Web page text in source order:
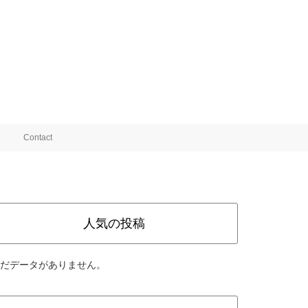
Contact
人気の投稿
データがありません。